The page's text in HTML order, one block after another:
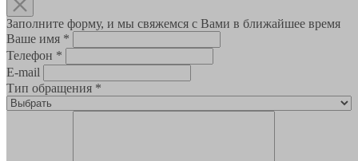
Заполните форму, и мы свяжемся с Вами в ближайшее время
Ваше имя *
Телефон *
E-mail
Тип обращения *